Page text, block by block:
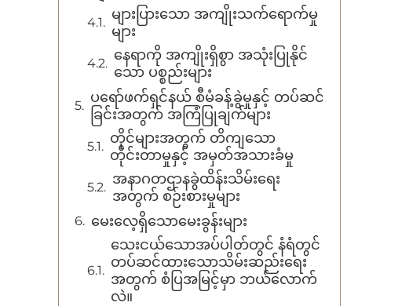
များပြားသော အကျိုးသက်ရောက်မှု
များ
နေရာကို အကျိုးရှိစွာ အသုံးပြုနိုင်
သော ပစ္စည်းများ
ပရော်ဖက်ရှင်နယ် စီမံခန့်ခွဲမှုနှင့် တပ်ဆင်
ခြင်းအတွက် အကြံပြုချက်များ
တိုင်များအတွက် တိကျသော
တိုင်းတာမှုနှင့် အမှတ်အသားခံမှု
အနာဂတဌာနခွဲထိန်းသိမ်းရေး
အတွက် စဉ်းစားမှုများ
မေးလေ့ရှိသောမေးခွန်းများ
သေးငယ်သောအပ်ပါတ်တွင် နံရံတွင်
တပ်ဆင်ထားသောသိမ်းဆည်းရေး
အတွက် စံပြအမြင့်မှာ ဘယ်လောက်
လဲ။